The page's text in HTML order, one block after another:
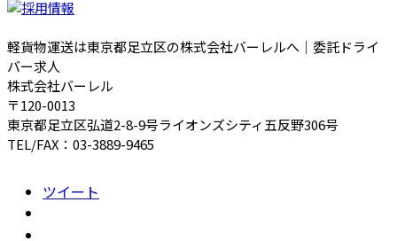
軽貨物運送は東京都足立区の株式会社バーレルへ｜委託ドライ
バー求人
株式会社バーレル
〒120-0013
東京都足立区弘道2-8-9号ライオンズシティ五反野306号
TEL/FAX：03-3889-9465
ツイート